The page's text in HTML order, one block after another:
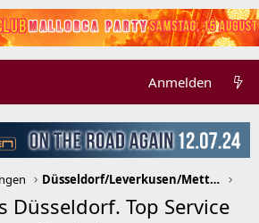
Anmelden
Düsseldorf/Leverkusen/Mettmann/Neuss/Ratingen
Düsseldorf. Top Service